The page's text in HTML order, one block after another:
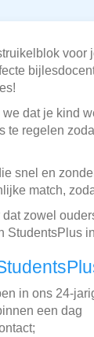
dat je kind
te regelen
snel en
match,
zowel
in ons 24-
een dag